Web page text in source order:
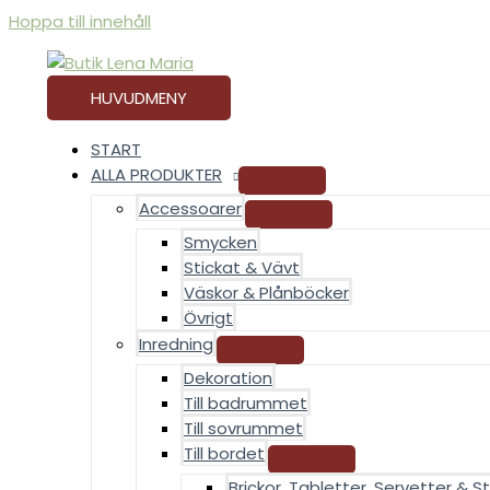
Hoppa till innehåll
HUVUDMENY
START
ALLA PRODUKTER
Accessoarer
Smycken
Stickat & Vävt
Väskor & Plånböcker
Övrigt
Inredning
Dekoration
Till badrummet
Till sovrummet
Till bordet